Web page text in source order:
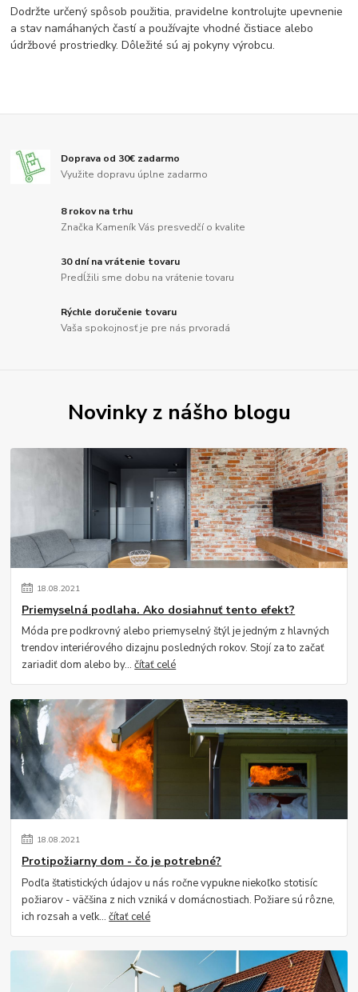
Dodržte určený spôsob použitia, pravidelne kontrolujte upevnenie
a stav namáhaných častí a používajte vhodné čistiace alebo
údržbové prostriedky. Dôležité sú aj pokyny výrobcu.
Doprava od 30€ zadarmo
Využite dopravu úplne zadarmo
8 rokov na trhu
Značka Kameník Vás presvedčí o kvalite
30 dní na vrátenie tovaru
Predĺžili sme dobu na vrátenie tovaru
Rýchle doručenie tovaru
Vaša spokojnosť je pre nás prvoradá
Novinky z nášho blogu
18.08.2021
Priemyselná podlaha. Ako dosiahnuť tento efekt?
Móda pre podkrovný alebo priemyselný štýl je jedným z hlavných
trendov interiérového dizajnu posledných rokov. Stojí za to začať
zariadiť dom alebo by...čítať celé
18.08.2021
Protipožiarny dom - čo je potrebné?
Podľa štatistických údajov u nás ročne vypukne niekoľko stotisíc
požiarov - väčšina z nich vzniká v domácnostiach. Požiare sú rôzne,
ich rozsah a veľk...čítať celé